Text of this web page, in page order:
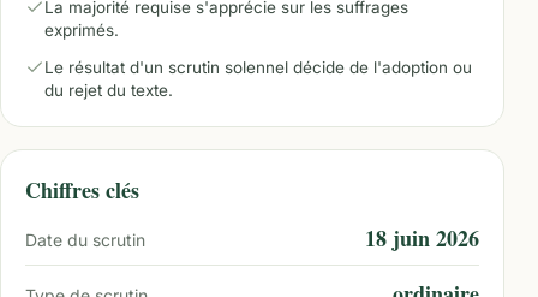
La majorité requise s'apprécie sur les suffrages
exprimés.
Le résultat d'un scrutin solennel décide de l'adoption ou
du rejet du texte.
Chiffres clés
Date du scrutin 18 juin 2026